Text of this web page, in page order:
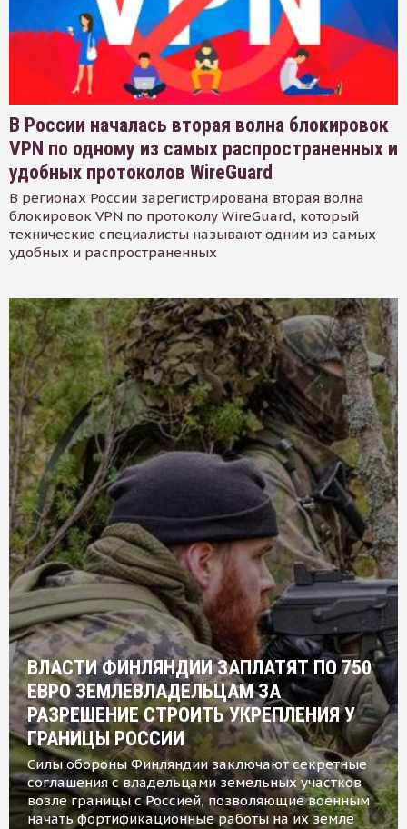
В России началась вторая волна блокировок
VPN по одному из самых распространенных и
удобных протоколов WireGuard
В регионах России зарегистрирована вторая волна
блокировок VPN по протоколу WireGuard, который
технические специалисты называют одним из самых
удобных и распространенных
ВЛАСТИ ФИНЛЯНДИИ ЗАПЛАТЯТ ПО 750
ЕВРО ЗЕМЛЕВЛАДЕЛЬЦАМ ЗА
РАЗРЕШЕНИЕ СТРОИТЬ УКРЕПЛЕНИЯ У
ГРАНИЦЫ РОССИИ
Силы обороны Финляндии заключают секретные
соглашения с владельцами земельных участков
возле границы с Россией, позволяющие военным
начать фортификационные работы на их земле